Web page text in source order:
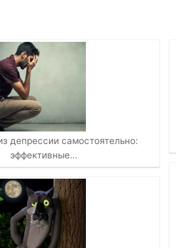
депрессии самостоятельно:
эффективные…